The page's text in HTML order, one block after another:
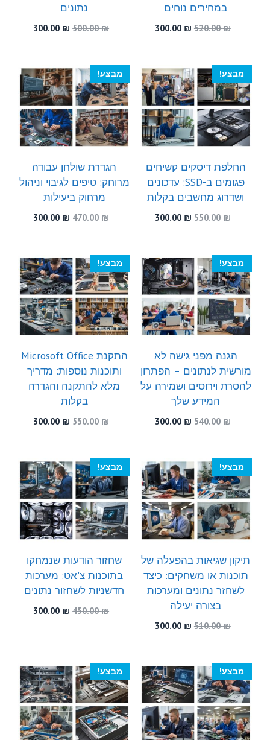
במחירים נוחים
520.00₪
המחיר
520.00 ₪.
300.00 ₪
300.00 ₪.
נתונים
500.00₪
המחיר
500.00 ₪.
300.00 ₪
המחיר
300.00 ₪.
מבצע!
החלפת דיסקים קשיחים
פגומים ב-SSD: עדכונים
ושדרוג מחשבים בקלות
550.00₪
המחיר
300.00 ₪
300.00 ₪.
מבצע!
הגדרת שולחן עבודה
מרוחק: טיפים לגיבוי וניהול
מרחוק ביעילות
470.00₪
המחיר
300.00 ₪
המחיר
מבצע!
הגנה מפני גישה לא
מורשית לנתונים – הפתרון
להסרת וירוסים ושמירה על
המידע שלך
540.00₪
המחיר
540.00 ₪.
300.00 ₪
300.00 ₪.
מבצע!
התקנת Microsoft Office
ותוכנות נוספות: מדריך
מלא להתקנה והגדרה
בקלות
550.00₪
המחיר
550.00 ₪.
300.00 ₪
המחיר
300.00 ₪.
מבצע!
תיקון שגיאות בהפעלה של
תוכנות או משחקים: כיצד
לשחזר נתונים ומערכות
בצורה יעילה
510.00₪
המחיר
300.00 ₪
300.00 ₪.
מבצע!
שחזור הודעות שנמחקו
בתוכנות צ'אט: מערכות
חדשניות לשחזור נתונים
450.00₪
המחיר
300.00 ₪
המחיר
מבצע! מבצע!